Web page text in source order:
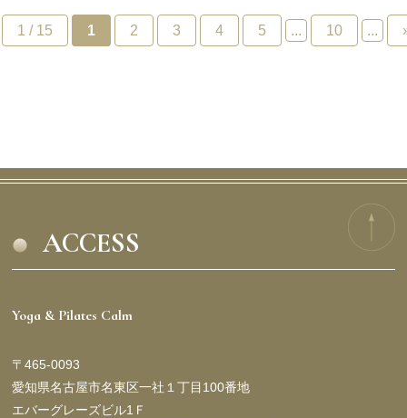
1 / 15 1 2 3 4 5 ... 10 ...
ACCESS
Yoga & Pilates Calm
〒465-0093
愛知県名古屋市名東区一社１丁目100番地
エバーグレーズビル1Ｆ